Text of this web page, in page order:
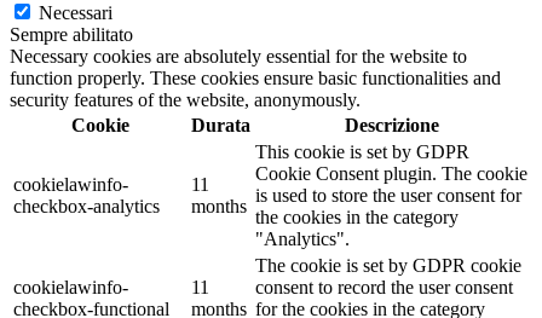
Necessari
Sempre abilitato
Necessary cookies are absolutely essential for the website to
function properly. These cookies ensure basic functionalities and
security features of the website, anonymously.
Cookie
Durata Descrizione
cookielawinfo-
checkbox-analytics
11
months
This cookie is set by GDPR
Cookie Consent plugin. The cookie
is used to store the user consent for
the cookies in the category
"Analytics".
cookielawinfo-
checkbox-functional
11
months
The cookie is set by GDPR cookie
consent to record the user consent
for the cookies in the category